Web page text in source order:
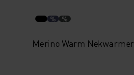
% %
Merino Warm Nekwarmer